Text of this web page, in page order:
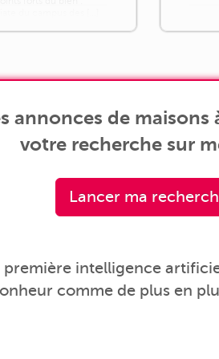
annonces de maisons
votre recherche sur
Lancer ma
première intelligence
comme de plus en